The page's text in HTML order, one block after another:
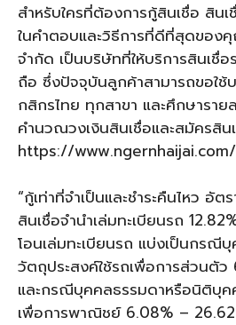
สำหรับใครที่ต้องการกู้สินเชื่อ สิน
ในคำตอบและวิธีการที่ดีที่สุดของ
จำกัด เป็นบริษัทที่ให้บริการสินเชื่
ถือ ซึ่งปัจจุบันลูกค้าสามารถขอใช้
กสิกรไทย ทุกสาขา และศึกษาราย
คำนวณวงเงินสินเชื่อและสมัครสิน
https://www.ngernhaijai.com/
“กู้เท่าที่จำเป็นและชำระคืนไหว อั
สินเชื่อจำนำเล่มทะเบียนรถ
โอนเล่มทะเบียนรถ แบ่งเป็นกรณี
วัตถุประสงค์ใช้รถเพื่อการส่วนตั
และกรณีบุคคลธรรมดาหรือนิติบุค
เพื่อการพาณิชย์ 6.08% –